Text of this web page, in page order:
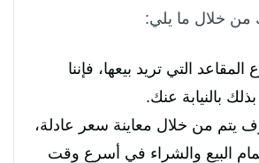
من خلال ما يلي:
التي تريد بيعها، فإننا
بالنيابة عنك.
من خلال معاينة سعر عادلة،
البيع والشراء في أسرع وقت